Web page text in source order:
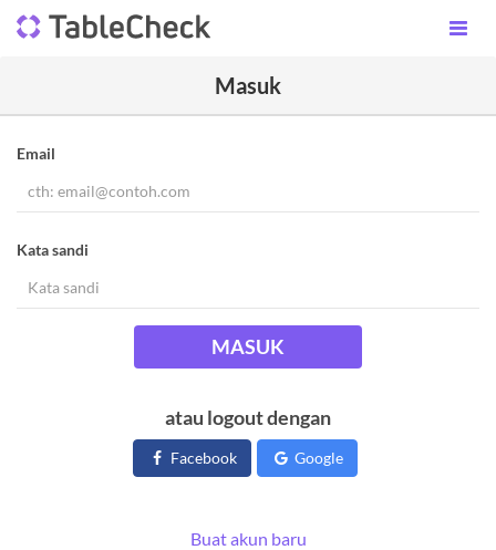
Masuk
Email
Kata sandi
MASUK
atau logout dengan
Facebook Google
Buat akun baru